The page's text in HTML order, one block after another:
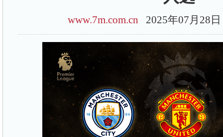
www.7m.com.cn 2025年07月28